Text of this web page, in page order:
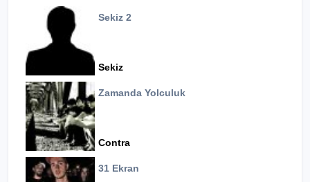
Sekiz 2
Sekiz
Zamanda Yolculuk
Contra
31 Ekran